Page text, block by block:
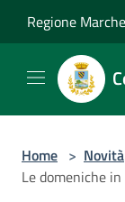
Regione Marche
Home > Novità
Le domeniche